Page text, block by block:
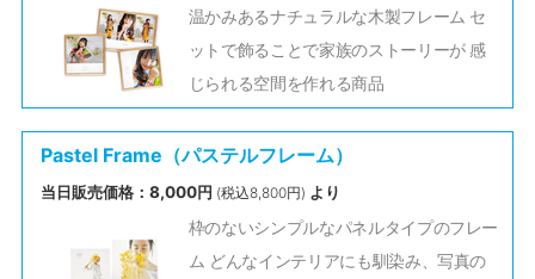
温かみあるナチュラルな木製フレーム セ
ットで飾ることで家族のストーリーが 感
じられる空間を作れる商品
Pastel Frame（パステルフレーム）
当日販売価格：8,000円 (税込8,800円) より
枠のないシンプルなパネルタイプのフレー
ム どんなインテリアにも馴染み、写真の